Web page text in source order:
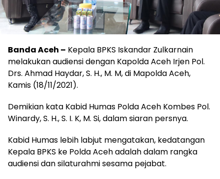
Banda Aceh – Kepala BPKS Iskandar Zulkarnain
melakukan audiensi dengan Kapolda Aceh Irjen Pol.
Drs. Ahmad Haydar, S. H., M. M, di Mapolda Aceh,
Kamis (18/11/2021).
Demikian kata Kabid Humas Polda Aceh Kombes Pol.
Winardy, S. H., S. I. K, M. Si, dalam siaran persnya.
Kabid Humas lebih labjut mengatakan, kedatangan
Kepala BPKS ke Polda Aceh adalah dalam rangka
audiensi dan silaturahmi sesama pejabat.